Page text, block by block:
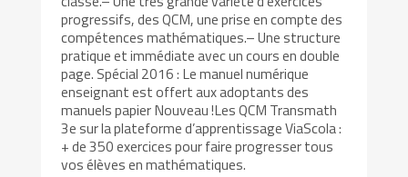
progressifs, des QCM, une prise en compte des
compétences mathématiques.– Une structure
pratique et immédiate avec un cours en double
page. Spécial 2016 : Le manuel numérique
enseignant est offert aux adoptants des
manuels papier Nouveau !Les QCM Transmath
3e sur la plateforme d’apprentissage ViaScola :
+ de 350 exercices pour faire progresser tous
vos élèves en mathématiques.